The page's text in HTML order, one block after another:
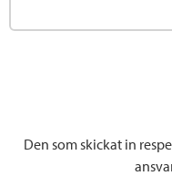
Den som skickat in